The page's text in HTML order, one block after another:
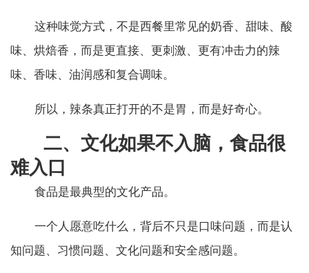
这种味觉方式，不是西餐里常见的奶香、甜味、酸
味、烘焙香，而是更直接、更刺激、更有冲击力的辣
味、香味、油润感和复合调味。
所以，辣条真正打开的不是胃，而是好奇心。
二、文化如果不入脑，食品很
难入口
食品是最典型的文化产品。
一个人愿意吃什么，背后不只是口味问题，而是认
知问题、习惯问题、文化问题和安全感问题。